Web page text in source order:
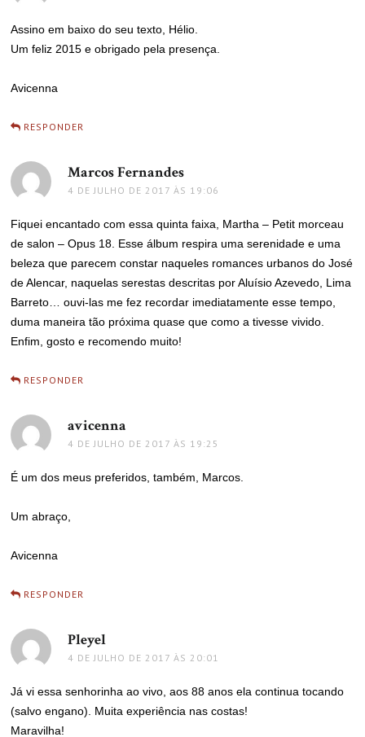
Assino em baixo do seu texto, Hélio.
Um feliz 2015 e obrigado pela presença.
Avicenna
RESPONDER
Marcos Fernandes
4 DE JULHO DE 2017 ÀS 19:06
Fiquei encantado com essa quinta faixa, Martha – Petit morceau
de salon – Opus 18. Esse álbum respira uma serenidade e uma
beleza que parecem constar naqueles romances urbanos do José
de Alencar, naquelas serestas descritas por Aluísio Azevedo, Lima
Barreto… ouvi-las me fez recordar imediatamente esse tempo,
duma maneira tão próxima quase que como a tivesse vivido.
Enfim, gosto e recomendo muito!
RESPONDER
avicenna
4 DE JULHO DE 2017 ÀS 19:25
É um dos meus preferidos, também, Marcos.
Um abraço,
Avicenna
RESPONDER
Pleyel
4 DE JULHO DE 2017 ÀS 20:01
Já vi essa senhorinha ao vivo, aos 88 anos ela continua tocando
(salvo engano). Muita experiência nas costas!
Maravilha!